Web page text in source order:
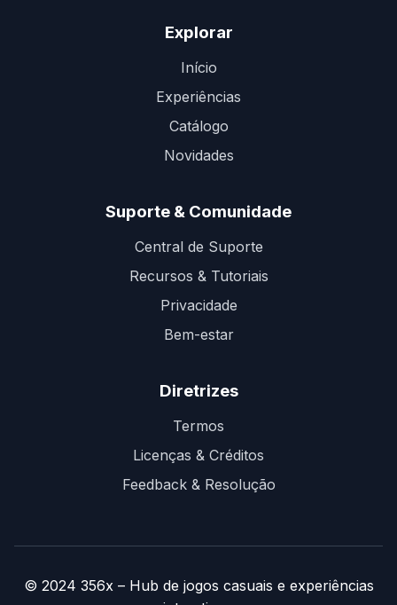
Explorar
Início
Experiências
Catálogo
Novidades
Suporte & Comunidade
Central de Suporte
Recursos & Tutoriais
Privacidade
Bem-estar
Diretrizes
Termos
Licenças & Créditos
Feedback & Resolução
© 2024 356x – Hub de jogos casuais e experiências